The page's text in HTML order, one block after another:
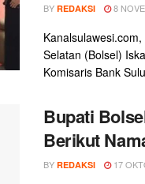
BY REDAKSI 8
Selatan (Bolsel)
Komisaris Bank
Bupati
Berikut
BY REDAKSI 17